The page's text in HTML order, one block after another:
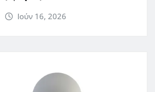
Ιούν 16, 2026